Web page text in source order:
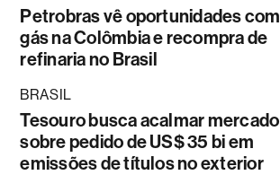
Petrobras vê oportunidades com
gás na Colômbia e recompra de
refinaria no Brasil
BRASIL
Tesouro busca acalmar mercado
sobre pedido de US$ 35 bi em
emissões de títulos no exterior